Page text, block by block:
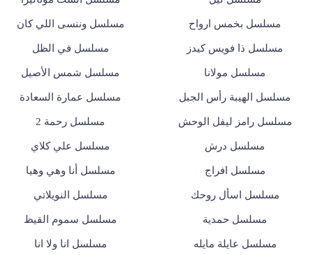
مسلسل بخمس ارواح مسلسل وننسى اللي كان
مسلسل ذا فويس كيدز مسلسل في الظل
مسلسل مولانا مسلسل شمس الأصيل
مسلسل الهيبة رأس الجبل مسلسل عمارة السعادة
مسلسل رامز ليفل الوحش مسلسل رحمة 2
مسلسل درش مسلسل علي كلاي
مسلسل افراج مسلسل أنا وهي وهيا
مسلسل اسأل روحك مسلسل النويلاتي
مسلسل حمدية مسلسل سموم القيظ
مسلسل عايلة مايله مسلسل انا ولا انا